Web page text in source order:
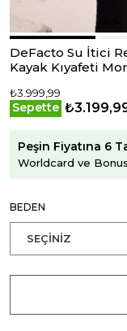
DeFacto Su İtici
Kayak Kıyafeti
₺3.999,99
Sepette
Peşin Fiyatına 6
Worldcard ve
BEDEN